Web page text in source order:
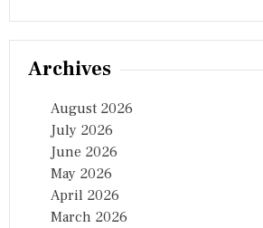
Archives
August 2026
July 2026
June 2026
May 2026
April 2026
March 2026